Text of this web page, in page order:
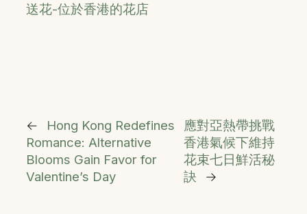
送花-位於香港的花店
←
Hong Kong Redefines
Romance: Alternative
Blooms Gain Favor for
Valentine’s Day
應對亞熱帶挑戰
香港氣候下維持
花束七日鮮活秘
訣
→